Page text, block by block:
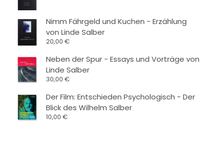
Nimm Fährgeld und Kuchen - Erzählung
von Linde Salber
20,00 €
Neben der Spur - Essays und Vorträge von
Linde Salber
30,00 €
Der Film: Entschieden Psychologisch - Der
Blick des Wilhelm Salber
10,00 €